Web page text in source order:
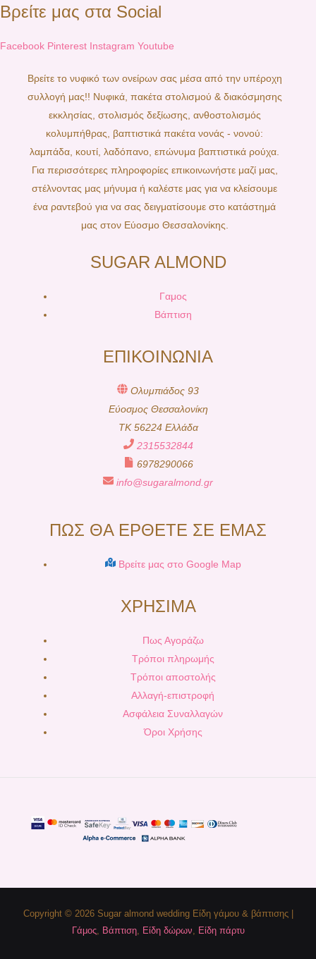
Βρείτε μας στα Social
Facebook Pinterest Instagram Youtube
Βρείτε το νυφικό των ονείρων σας μέσα από την υπέροχη
συλλογή μας!! Νυφικά, πακέτα στολισμού & διακόσμησης
εκκλησίας, στολισμός δεξίωσης, ανθοστολισμός
κολυμπήθρας, βαπτιστικά πακέτα νονάς - νονού:
λαμπάδα, κουτί, λαδόπανο, επώνυμα βαπτιστικά ρούχα.
Για περισσότερες πληροφορίες επικοινωνήστε μαζί μας,
στέλνοντας μας μήνυμα ή καλέστε μας για να κλείσουμε
ένα ραντεβού για να σας δειγματίσουμε στο κατάστημά
μας στον Εύοσμο Θεσσαλονίκης.
SUGAR ALMOND
Γαμος
Βάπτιση
ΕΠΙΚΟΙΝΩΝΙΑ
Ολυμπιάδος 93
Εύοσμος Θεσσαλονίκη
TK 56224 Ελλάδα
2315532844
6978290066
info@sugaralmond.gr
ΠΩΣ ΘΑ ΕΡΘΕΤΕ ΣΕ ΕΜΑΣ
Βρείτε μας στο Google Map
ΧΡΗΣΙΜΑ
Πως Αγοράζω
Τρόποι πληρωμής
Τρόποι αποστολής
Αλλαγή-επιστροφή
Ασφάλεια Συναλλαγών
Όροι Χρήσης
Copyright © 2026 Sugar almond wedding Είδη γάμου & βάπτισης |
Γάμος, Βάπτιση, Είδη δώρων Είδη πάρτυ